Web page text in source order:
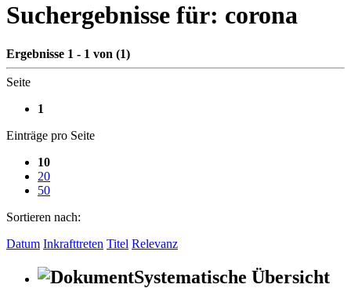
Suchergebnisse für: corona
Ergebnisse 1 - 1 von (1)
Seite
1
Einträge pro Seite
10
20
50
Sortieren nach:
Datum Inkrafttreten Titel Relevanz
Systematische Übersicht